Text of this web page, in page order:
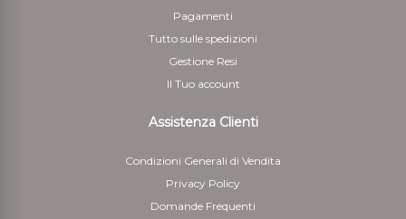
Pagamenti
Tutto sulle spedizioni
Gestione Resi
Il Tuo account
Assistenza Clienti
Condizioni Generali di Vendita
Privacy Policy
Domande Frequenti